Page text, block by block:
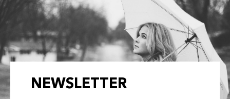
NEWSLETTER